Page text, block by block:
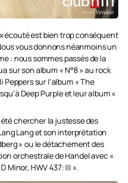
écouté est bien trop conséquent
vous donnons néanmoins un
: nous sommes passés de la
sur son album « N°8 » au rock
Peppers sur l’album « The
Deep Purple et leur album «
chercher la justesse des
Lang et son interprétation
» ou le détachement des
orchestrale de Handel avec «
Minor, HWV 437: III ».